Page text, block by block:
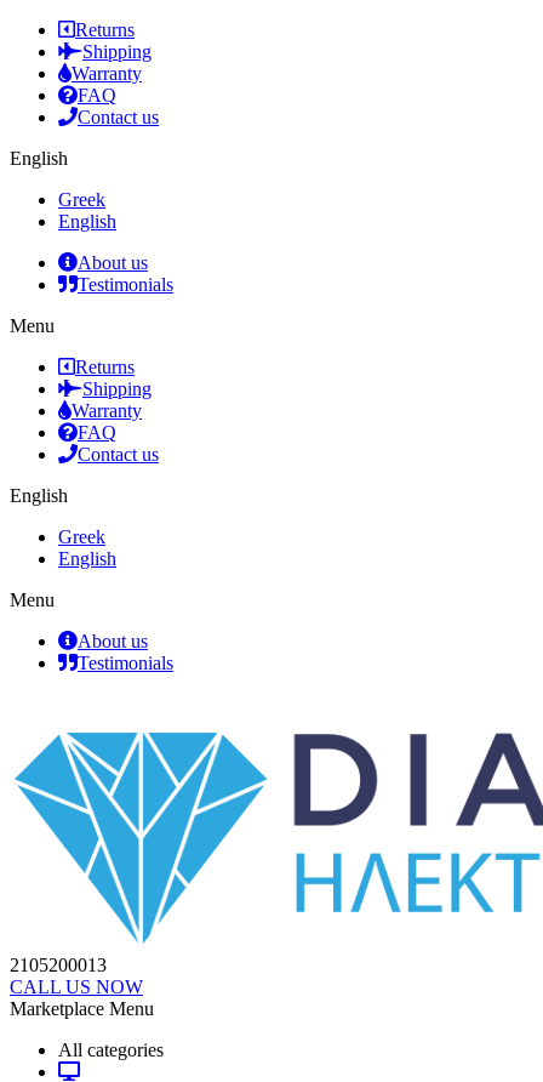
Returns
Shipping
Warranty
FAQ
Contact us
English
Greek
English
About us
Testimonials
Menu
Returns
Shipping
Warranty
FAQ
Contact us
English
Greek
English
Menu
About us
Testimonials
2105200013
CALL US NOW
Marketplace Menu
All categories